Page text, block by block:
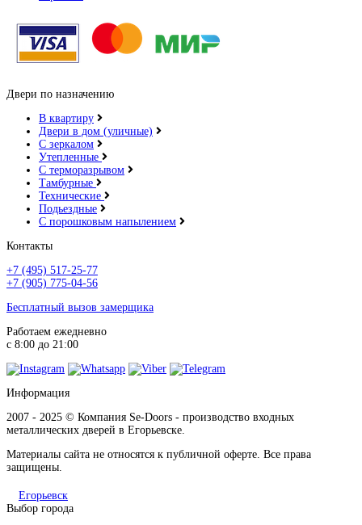
Латте софт
Двери по назначению
В квартиру
Двери в дом (уличные)
С зеркалом
Утепленные
С терморазрывом
Тамбурные
Технические
Подьездные
С порошковым напылением
Контакты
+7 (495) 517-25-77
+7 (905) 775-04-56
Бесплатный вызов замерщика
Работаем ежедневно
с 8:00 до 21:00
Информация
2007 - 2025 © Компания Se-Doors - производство входных
металлических дверей в Егорьевске.
Материалы сайта не относятся к публичной оферте. Все права
защищены.
Егорьевск
Выбор города